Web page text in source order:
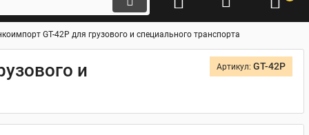
GT-42P для грузового и специального транспорта
и Артикул: GT-42P